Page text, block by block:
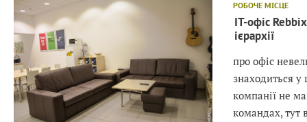
РОБОЧЕ МІСЦЕ
IT-офіс
ієрархії
про офіс
знаходиться у
компанії не
командах, тут